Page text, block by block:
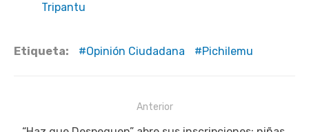
Tripantu
Etiqueta: Opinión Ciudadana Pichilemu
de
Anterior